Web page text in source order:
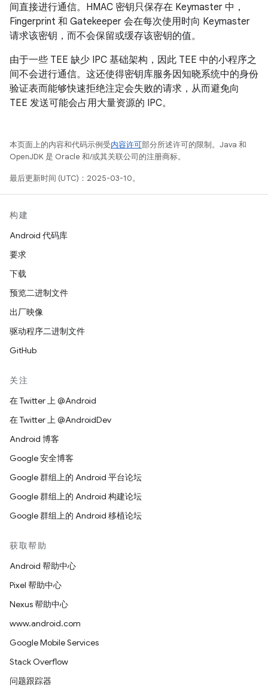
间直接进行通信。HMAC 密钥只保存在 Keymaster 中，
Fingerprint 和 Gatekeeper 会在每次使用时向 Keymaster
请求该密钥，而不会保留或缓存该密钥的值。
由于一些 TEE 缺少 IPC 基础架构，因此 TEE 中的小程序之
间不会进行通信。这还使得密钥库服务因知晓系统中的身份
验证表而能够快速拒绝注定会失败的请求，从而避免向
TEE 发送可能会占用大量资源的 IPC。
本页面上的内容和代码示例受内容许可部分所述许可的限制。Java 和
OpenJDK 是 Oracle 和/或其关联公司的注册商标。
最后更新时间 (UTC)：2025-03-10。
构建
Android 代码库
要求
下载
预览二进制文件
出厂映像
驱动程序二进制文件
GitHub
关注
在 Twitter 上 @Android
在 Twitter 上 @AndroidDev
Android 博客
Google 安全博客
Google 群组上的 Android 平台论坛
Google 群组上的 Android 构建论坛
Google 群组上的 Android 移植论坛
获取帮助
Android 帮助中心
Pixel 帮助中心
Nexus 帮助中心
www.android.com
Google Mobile Services
Stack Overflow
问题跟踪器